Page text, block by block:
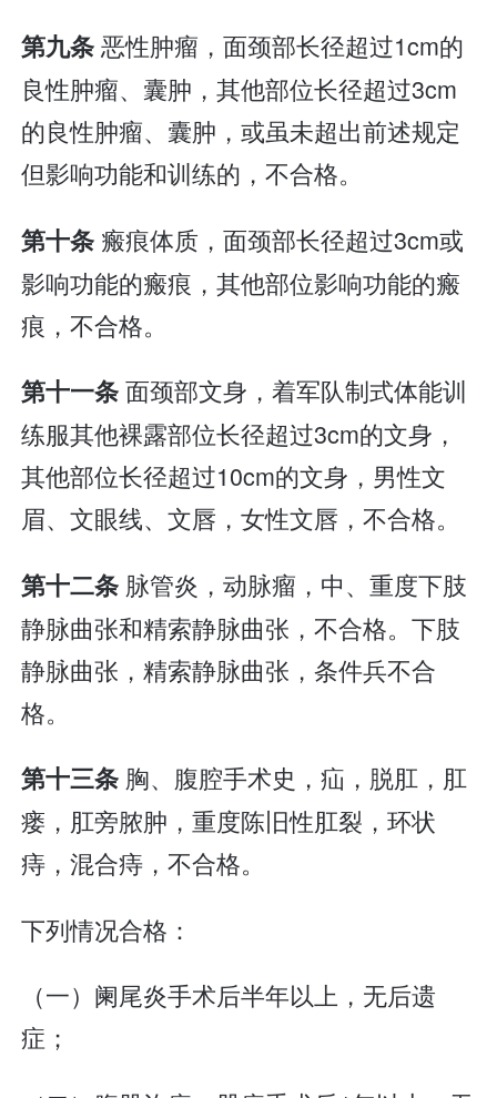
第九条恶性肿瘤，面颈部长径超过1cm的
良性肿瘤、囊肿，其他部位长径超过3cm
的良性肿瘤、囊肿，或虽未超出前述规定
但影响功能和训练的，不合格。
第十条 瘢痕体质，面颈部长径超过3cm或
影响功能的瘢痕，其他部位影响功能的瘢
痕，不合格。
第十一条面颈部文身，着军队制式体能训
练服其他裸露部位长径超过3cm的文身，
其他部位长径超过10cm的文身，男性文
眉、文眼线、文唇，女性文唇，不合格。
第十二条 脉管炎，动脉瘤，中、重度下肢
静脉曲张和精索静脉曲张，不合格。下肢
静脉曲张，精索静脉曲张，条件兵不合
格。
第十三条 胸、腹腔手术史，疝，脱肛，肛
瘘，肛旁脓肿，重度陈旧性肛裂，环状
痔，混合痔，不合格。
下列情况合格：
（一）阑尾炎手术后半年以上，无后遗
症；